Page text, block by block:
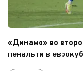
«Динамо» во
пенальти в